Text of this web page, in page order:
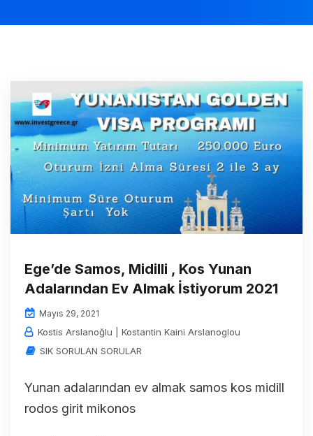
Ege’de Samos, Midilli , Kos Yunan
Adalarından Ev Almak İstiyorum 2021
Mayıs 29, 2021
Kostis Arslanoğlu | Kostantin Kaini Arslanoglou
SIK SORULAN SORULAR
Yunan adalarından ev almak samos kos midill
rodos girit mikonos